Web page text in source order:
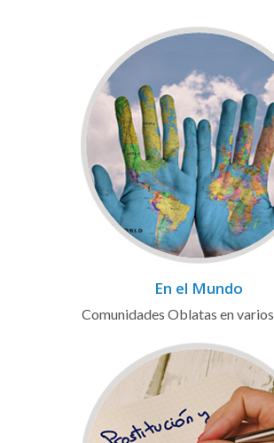
En el Mundo
Comunidades Oblatas en